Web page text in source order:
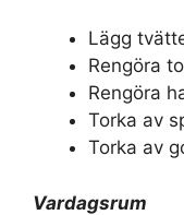
Lägg
Rengöra
Rengöra
Torka av
Torka av
Vardagsrum